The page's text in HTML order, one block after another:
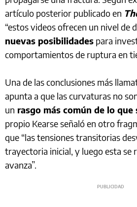
artículo posterior publicado en
“estos videos ofrecen un nivel de
nuevas posibilidades para
comportamientos de ruptura en
Una de las conclusiones más
apunta a que las curvaturas no
un rasgo más común de lo que
propio Kearse señaló en otro
que “las tensiones transitorias
trayectoria inicial, y luego esta se
avanza”.